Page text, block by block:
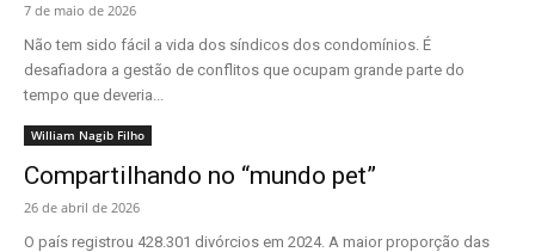
7 de maio de 2026
Não tem sido fácil a vida dos síndicos dos condomínios. É
desafiadora a gestão de conflitos que ocupam grande parte do
tempo que deveria...
William Nagib Filho
Compartilhando no “mundo pet”
26 de abril de 2026
O país registrou 428.301 divórcios em 2024. A maior proporção das